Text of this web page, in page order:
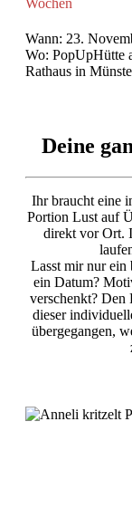
Wochen
Wann: 23.
Wo: PopUpHütte
Rathaus in
Deine
Ihr braucht eine
Portion Lust auf
direkt vor Ort.
Lasst mir nur ein
ein Datum?
verschenkt? Den
dieser
übergegangen,